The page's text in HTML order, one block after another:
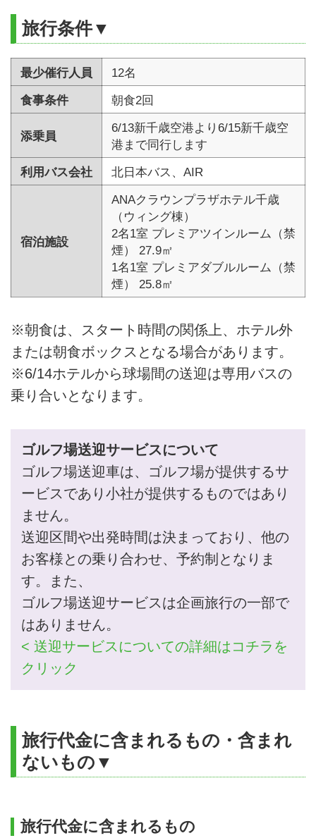
旅行条件▼
最少催行人員
12名
食事条件
朝食2回
添乗員
6/13新千歳空港より6/15新千歳空
港まで同行します
利用バス会社
北日本バス、AIR
宿泊施設
ANAクラウンプラザホテル千歳
（ウィング棟）
2名1室 プレミアツインルーム（禁
煙） 27.9㎡
1名1室 プレミアダブルルーム（禁
煙） 25.8㎡
※朝食は、スタート時間の関係上、ホテル外
または朝食ボックスとなる場合があります。
※6/14ホテルから球場間の送迎は専用バスの
乗り合いとなります。
ゴルフ場送迎サービスについて
ゴルフ場送迎車は、ゴルフ場が提供するサ
ービスであり小社が提供するものではあり
ません。
送迎区間や出発時間は決まっており、他の
お客様との乗り合わせ、予約制となりま
す。また、
ゴルフ場送迎サービスは企画旅行の一部で
はありません。
< 送迎サービスについての詳細はコチラを
クリック
旅行代金に含まれるもの・含まれ
ないもの▼
旅行代金に含まれるもの